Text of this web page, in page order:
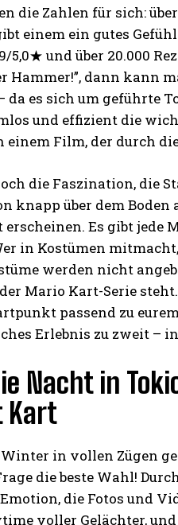
die Zahlen für sich:
einem ein gutes
5,0★ und über 20.000
Hammer!”, dann
da es sich um geführte
und effizient die
Film, der durch
die Faszination, die
knapp über dem Boden
Es gibt jede
in Kostümen
werden nicht
Mario Kart-Serie
passend zu
Erlebnis zu zweit –
Nacht in
Kart
in vollen Zügen
die beste Wahl!
die Fotos und
voller Gelächter,